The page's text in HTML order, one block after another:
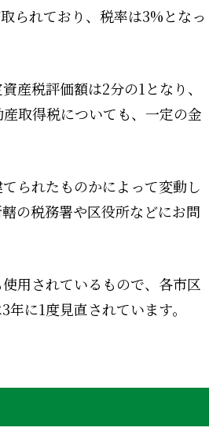
られており、税率は3%となっ
産税評価額は2分の1となり、
取得税についても、一定の金
られたものかによって変動し
の税務署や区役所などにお問
用されているもので、各市区
に1度見直されています。